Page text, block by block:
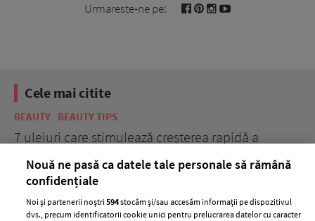
Urmareste-ne pe:
Cele mai citite
BEAUTY BEAUTY TIPS
7 uleiuri care stimulează creșterea rapidă a
părului
Nouă ne pasă ca datele tale personale să rămână
confidențiale
Noi și partenerii noștri594stocăm și/sau accesăm informații pe dispozitivul
dvs., precum identificatorii cookie unici pentru prelucrarea datelor cu caracter